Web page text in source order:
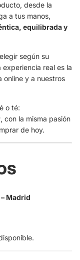
desde la
a tus manos,
equilibrada y
según su
real es la
online y a nuestros
o té:
, con la misma pasión
de hoy.
Madrid